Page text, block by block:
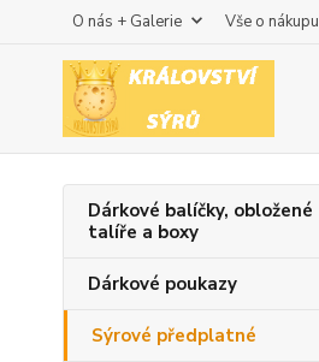
O nás + Galerie Vše o nákupu
Dárkové balíčky, obložené
talíře a boxy
Dárkové poukazy
Sýrové předplatné